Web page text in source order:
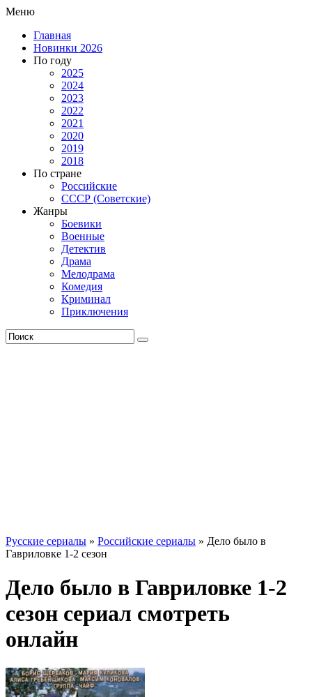
Меню
Главная
Новинки 2026
По году
2025
2024
2023
2022
2021
2020
2019
2018
По стране
Российские
СССР (Советские)
Жанры
Боевики
Военные
Детектив
Драма
Мелодрама
Комедия
Криминал
Приключения
Русские сериалы » Российские сериалы » Дело было в
Гавриловке 1-2 сезон
Дело было в Гавриловке 1-2
сезон сериал смотреть
онлайн